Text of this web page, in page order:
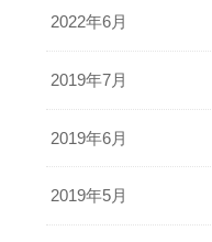
2022年6月
2019年7月
2019年6月
2019年5月